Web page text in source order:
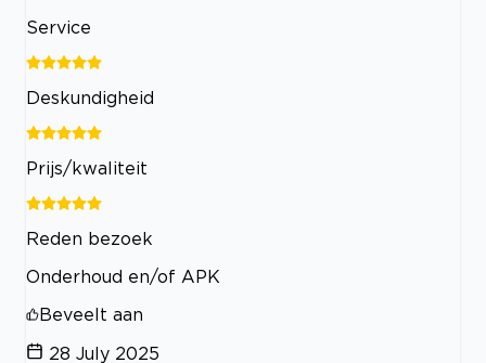
Service
Deskundigheid
Prijs/kwaliteit
Reden bezoek
Onderhoud en/of APK
Beveelt aan
28 July 2025